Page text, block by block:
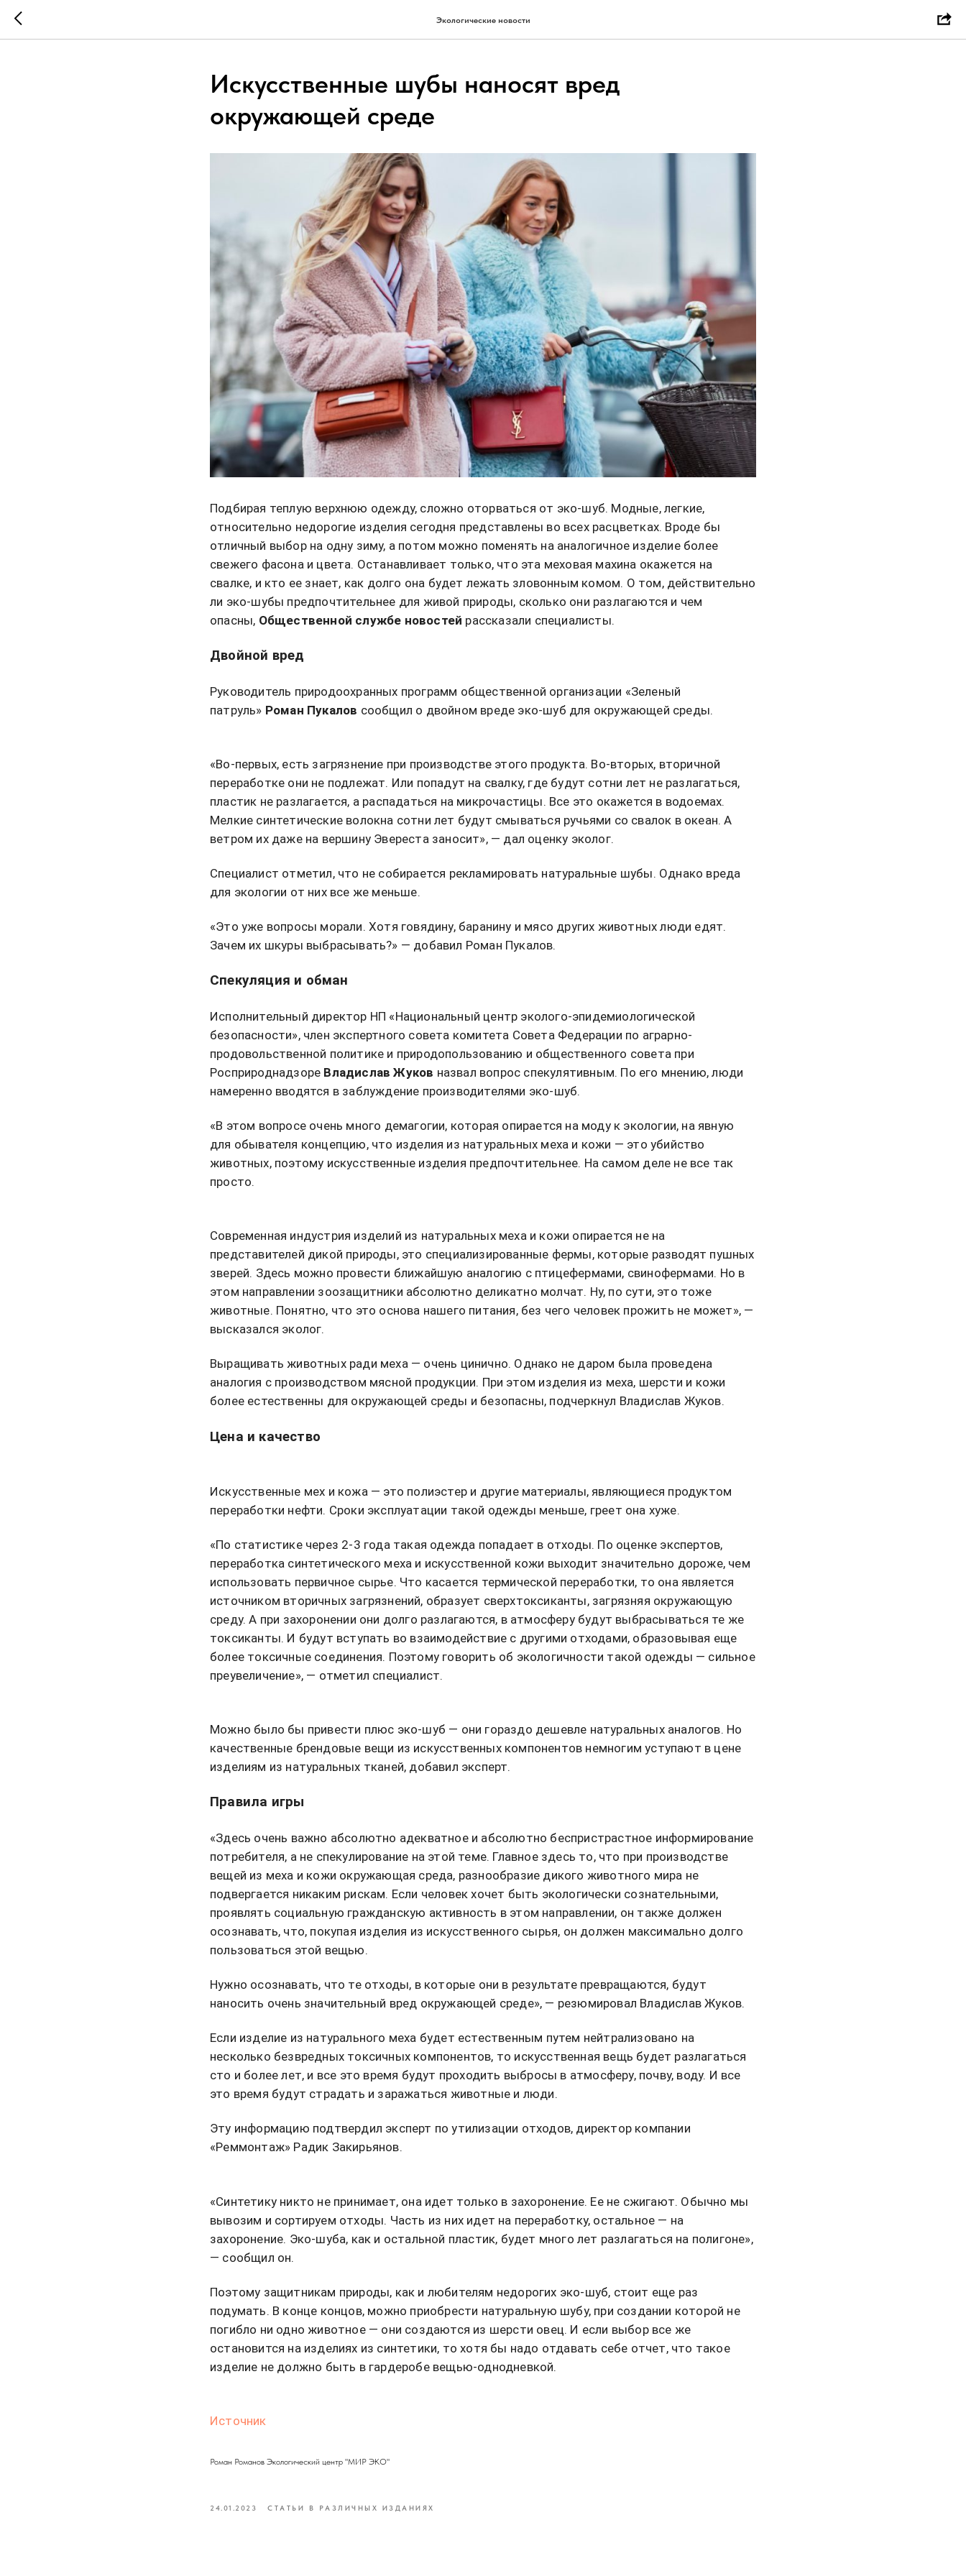
Экологические новости
Искусственные шубы наносят вред
окружающей среде
Подбирая теплую верхнюю одежду, сложно оторваться от эко-шуб. Модные, легкие,
относительно недорогие изделия сегодня представлены во всех расцветках. Вроде бы
отличный выбор на одну зиму, а потом можно поменять на аналогичное изделие более
свежего фасона и цвета. Останавливает только, что эта меховая махина окажется на
свалке, и кто ее знает, как долго она будет лежать зловонным комом. О том, действительно
ли эко-шубы предпочтительнее для живой природы, сколько они разлагаются и чем
опасны, Общественной службе новостей рассказали специалисты.
Двойной вред
Руководитель природоохранных программ общественной организации «Зеленый
патруль» Роман Пукалов сообщил о двойном вреде эко-шуб для окружающей среды.
«Во-первых, есть загрязнение при производстве этого продукта. Во-вторых, вторичной
переработке они не подлежат. Или попадут на свалку, где будут сотни лет не разлагаться,
пластик не разлагается, а распадаться на микрочастицы. Все это окажется в водоемах.
Мелкие синтетические волокна сотни лет будут смываться ручьями со свалок в океан. А
ветром их даже на вершину Эвереста заносит», — дал оценку эколог.
Специалист отметил, что не собирается рекламировать натуральные шубы. Однако вреда
для экологии от них все же меньше.
«Это уже вопросы морали. Хотя говядину, баранину и мясо других животных люди едят.
Зачем их шкуры выбрасывать?» — добавил Роман Пукалов.
Спекуляция и обман
Исполнительный директор НП «Национальный центр эколого-эпидемиологической
безопасности», член экспертного совета комитета Совета Федерации по аграрно-
продовольственной политике и природопользованию и общественного совета при
Росприроднадзоре Владислав Жуков назвал вопрос спекулятивным. По его мнению, люди
намеренно вводятся в заблуждение производителями эко-шуб.
«В этом вопросе очень много демагогии, которая опирается на моду к экологии, на явную
для обывателя концепцию, что изделия из натуральных меха и кожи — это убийство
животных, поэтому искусственные изделия предпочтительнее. На самом деле не все так
просто.
Современная индустрия изделий из натуральных меха и кожи опирается не на
представителей дикой природы, это специализированные фермы, которые разводят пушных
зверей. Здесь можно провести ближайшую аналогию с птицефермами, свинофермами. Но в
этом направлении зоозащитники абсолютно деликатно молчат. Ну, по сути, это тоже
животные. Понятно, что это основа нашего питания, без чего человек прожить не может», —
высказался эколог.
Выращивать животных ради меха — очень цинично. Однако не даром была проведена
аналогия с производством мясной продукции. При этом изделия из меха, шерсти и кожи
более естественны для окружающей среды и безопасны, подчеркнул Владислав Жуков.
Цена и качество
Искусственные мех и кожа — это полиэстер и другие материалы, являющиеся продуктом
переработки нефти. Сроки эксплуатации такой одежды меньше, греет она хуже.
«По статистике через 2-3 года такая одежда попадает в отходы. По оценке экспертов,
переработка синтетического меха и искусственной кожи выходит значительно дороже, чем
использовать первичное сырье. Что касается термической переработки, то она является
источником вторичных загрязнений, образует сверхтоксиканты, загрязняя окружающую
среду. А при захоронении они долго разлагаются, в атмосферу будут выбрасываться те же
токсиканты. И будут вступать во взаимодействие с другими отходами, образовывая еще
более токсичные соединения. Поэтому говорить об экологичности такой одежды — сильное
преувеличение», — отметил специалист.
Можно было бы привести плюс эко-шуб — они гораздо дешевле натуральных аналогов. Но
качественные брендовые вещи из искусственных компонентов немногим уступают в цене
изделиям из натуральных тканей, добавил эксперт.
Правила игры
«Здесь очень важно абсолютно адекватное и абсолютно беспристрастное информирование
потребителя, а не спекулирование на этой теме. Главное здесь то, что при производстве
вещей из меха и кожи окружающая среда, разнообразие дикого животного мира не
подвергается никаким рискам. Если человек хочет быть экологически сознательными,
проявлять социальную гражданскую активность в этом направлении, он также должен
осознавать, что, покупая изделия из искусственного сырья, он должен максимально долго
пользоваться этой вещью.
Нужно осознавать, что те отходы, в которые они в результате превращаются, будут
наносить очень значительный вред окружающей среде», — резюмировал Владислав Жуков.
Если изделие из натурального меха будет естественным путем нейтрализовано на
несколько безвредных токсичных компонентов, то искусственная вещь будет разлагаться
сто и более лет, и все это время будут проходить выбросы в атмосферу, почву, воду. И все
это время будут страдать и заражаться животные и люди.
Эту информацию подтвердил эксперт по утилизации отходов, директор компании
«Реммонтаж» Радик Закирьянов.
«Синтетику никто не принимает, она идет только в захоронение. Ее не сжигают. Обычно мы
вывозим и сортируем отходы. Часть из них идет на переработку, остальное — на
захоронение. Эко-шуба, как и остальной пластик, будет много лет разлагаться на полигоне»,
— сообщил он.
Поэтому защитникам природы, как и любителям недорогих эко-шуб, стоит еще раз
подумать. В конце концов, можно приобрести натуральную шубу, при создании которой не
погибло ни одно животное — они создаются из шерсти овец. И если выбор все же
остановится на изделиях из синтетики, то хотя бы надо отдавать себе отчет, что такое
изделие не должно быть в гардеробе вещью-однодневкой.
Источник
Роман Романов Экологический центр "МИР ЭКО"
24.01.2023 СТАТЬИ В РАЗЛИЧНЫХ ИЗДАНИЯХ